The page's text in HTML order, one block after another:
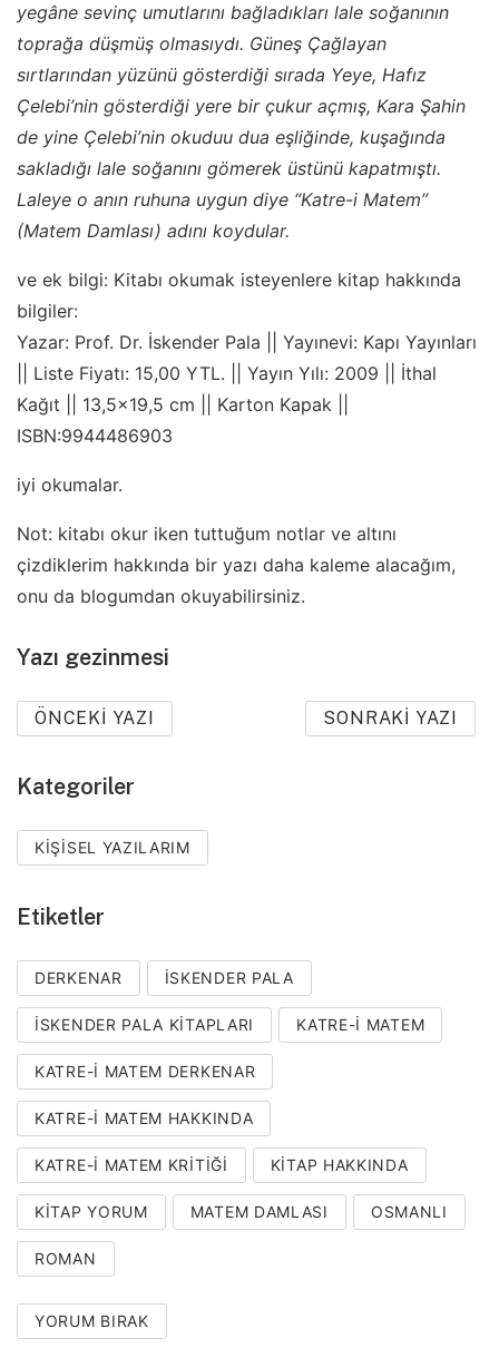
yegâne sevinç umutlarını bağladıkları lale soğanının
toprağa düşmüş olmasıydı. Güneş Çağlayan
sırtlarından yüzünü gösterdiği sırada Yeye, Hafız
Çelebi’nin gösterdiği yere bir çukur açmış, Kara Şahin
de yine Çelebi’nin okuduu dua eşliğinde, kuşağında
sakladığı lale soğanını gömerek üstünü kapatmıştı.
Laleye o anın ruhuna uygun diye “Katre-i Matem”
(Matem Damlası) adını koydular.
ve ek bilgi: Kitabı okumak isteyenlere kitap hakkında
bilgiler:
Yazar: Prof. Dr. İskender Pala || Yayınevi: Kapı Yayınları
|| Liste Fiyatı: 15,00 YTL. || Yayın Yılı: 2009 || İthal
Kağıt || 13,5×19,5 cm || Karton Kapak ||
ISBN:9944486903
iyi okumalar.
Not: kitabı okur iken tuttuğum notlar ve altını
çizdiklerim hakkında bir yazı daha kaleme alacağım,
onu da blogumdan okuyabilirsiniz.
Yazı gezinmesi
ÖNCEKI YAZI SONRAKI YAZI
Kategoriler
KIŞISEL YAZILARIM
Etiketler
DERKENAR ISKENDER PALA
ISKENDER PALA KITAPLARI KATRE-I MATEM
KATRE-I MATEM DERKENAR
KATRE-I MATEM HAKKINDA
KATRE-I MATEM KRITIĞI KITAP HAKKINDA
KITAP YORUM MATEM DAMLASI OSMANLI
ROMAN
YORUM BIRAK